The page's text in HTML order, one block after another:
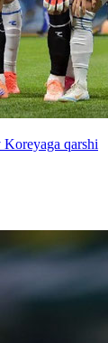
Koreyaga qarshi